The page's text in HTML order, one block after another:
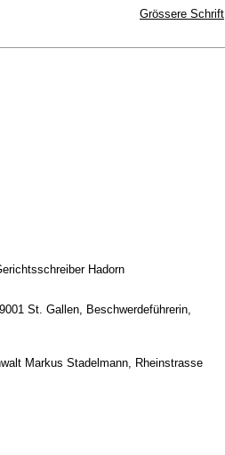
Grössere Schrift
Hadorn
St. Gallen, Beschwerdeführerin,
Markus Stadelmann, Rheinstrasse